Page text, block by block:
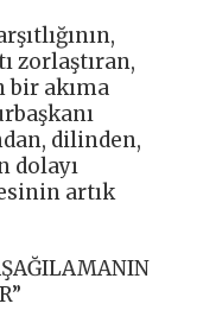
zorlaştıran,
bir akıma
dilinden,
dolayı
artık